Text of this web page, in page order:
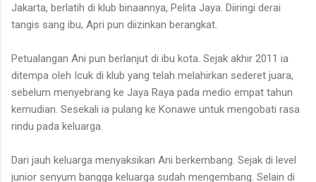
Jakarta, berlatih di klub binaannya, Pelita Jaya. Diiringi derai
tangis sang ibu, Apri pun diizinkan berangkat.
Petualangan Ani pun berlanjut di ibu kota. Sejak akhir 2011 ia
ditempa oleh Icuk di klub yang telah melahirkan sederet juara,
sebelum menyebrang ke Jaya Raya pada medio empat tahun
kemudian. Sesekali ia pulang ke Konawe untuk mengobati rasa
rindu pada keluarga.
Dari jauh keluarga menyaksikan Ani berkembang. Sejak di level
junior senyum bangga keluarga sudah mengembang. Selain di